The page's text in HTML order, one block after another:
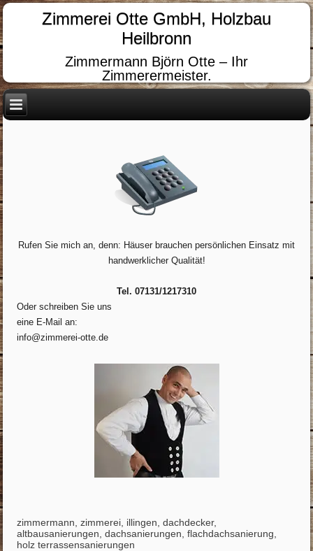
Zimmerei Otte GmbH, Holzbau
Heilbronn
Zimmermann Björn Otte – Ihr
Zimmerermeister.
Rufen Sie mich an, denn: Häuser brauchen persönlichen Einsatz mit
handwerklicher Qualität!
Tel. 07131/1217310
Oder schreiben Sie uns
eine E-Mail an:
info@zimmerei-otte.de
zimmermann, zimmerei, illingen, dachdecker,
altbausanierungen, dachsanierungen, flachdachsanierung,
holz terrassensanierungen